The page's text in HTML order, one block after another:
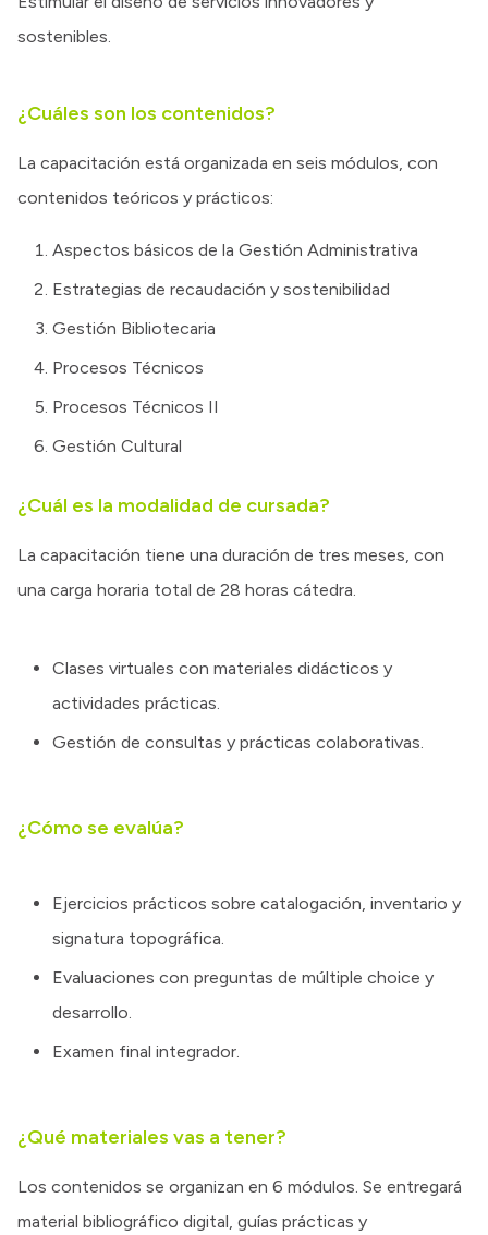
sostenibles.
¿Cuáles son los contenidos?
La capacitación está organizada en seis módulos, con
contenidos teóricos y prácticos:
Aspectos básicos de la Gestión Administrativa
Estrategias de recaudación y sostenibilidad
Gestión Bibliotecaria
Procesos Técnicos
Procesos Técnicos II
Gestión Cultural
¿Cuál es la modalidad de cursada?
La capacitación tiene una duración de tres meses, con
una carga horaria total de 28 horas cátedra.
Clases virtuales con materiales didácticos y
actividades prácticas.
Gestión de consultas y prácticas colaborativas.
¿Cómo se evalúa?
Ejercicios prácticos sobre catalogación, inventario y
signatura topográfica.
Evaluaciones con preguntas de múltiple choice y
desarrollo.
Examen final integrador.
¿Qué materiales vas a tener?
Los contenidos se organizan en 6 módulos. Se entregará
material bibliográfico digital, guías prácticas y